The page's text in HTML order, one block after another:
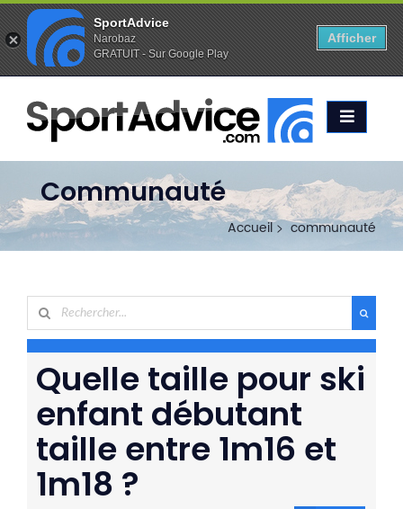
Favoris (0) Alertes (0)
ACCUEIL
SKIS
2020
CONSEILS
RÉPONSES
CONTACT
Communauté
Accueil communauté
Quelle taille pour ski
enfant débutant
taille entre 1m16 et
1m18 ?
SportAdvice
Narobaz
GRATUIT - Sur Google Play
Afficher